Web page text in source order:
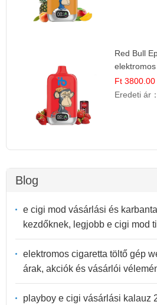
Red Bull
Gyümölcs Íz
Ft 3800.00
Eredeti ár：
Blog
e cigi mod vásárlási és
kezdőknek, legjobb e cigi mod
elektromos cigaretta töltő gép
árak, akciók és vásárlói
playboy e cigi vásárlási kalauz